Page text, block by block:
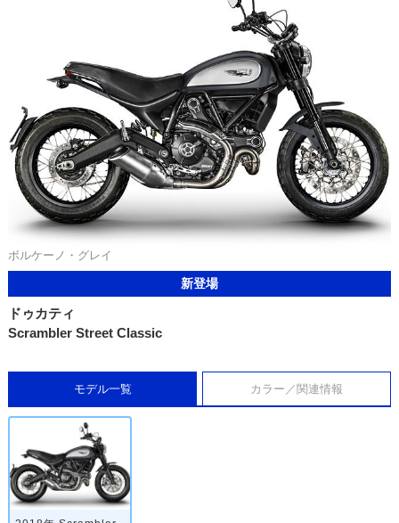
ボルケーノ・グレイ
新登場
ドゥカティ
Scrambler Street Classic
モデル一覧 カラー／関連情報